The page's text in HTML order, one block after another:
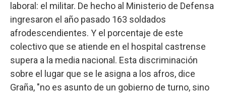
laboral: el militar. De hecho al Ministerio de Defensa
ingresaron el año pasado 163 soldados
afrodescendientes. Y el porcentaje de este
colectivo que se atiende en el hospital castrense
supera a la media nacional. Esta discriminación
sobre el lugar que se le asigna a los afros, dice
Graña, "no es asunto de un gobierno de turno, sino